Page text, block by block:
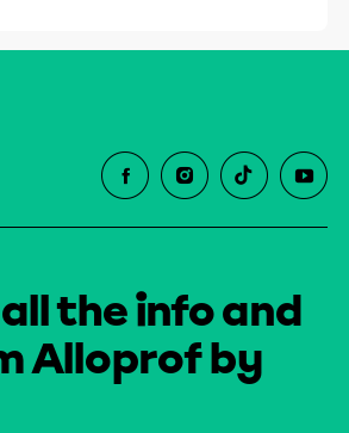
the info and
Alloprof by